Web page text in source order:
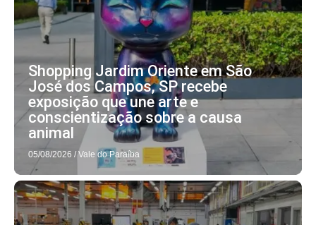
Shopping Jardim Oriente em São
José dos Campos, SP recebe
exposição que une arte e
conscientização sobre a causa
animal
05/08/2026 / Vale do Paraíba